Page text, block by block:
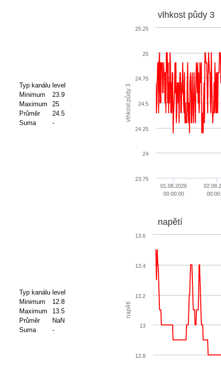
Typ kanálu level
Minimum
23.9
Maximum
25
Průměr
24.5
Suma
-
vlhkost půdy 3
vlhkost půdy 3
01.08.2026
00:00:00
23.75
24
24.25
24.5
24.75
25
25.25
Typ kanálu level
Minimum
12.8
Maximum
13.5
Průměr
NaN
Suma
-
napětí
napětí
12.8
13
13.2
13.4
13.6